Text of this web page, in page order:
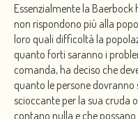
Essenzialmente la
non rispondono più alla
loro quali difficoltà la
quanto forti saranno i
comanda, ha deciso che
quanto le persone
scioccante per la sua cruda
contano nulla e che